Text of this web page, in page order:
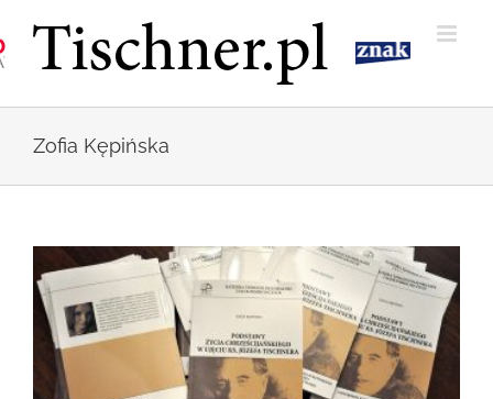
zawartości
Zofia Kępińska